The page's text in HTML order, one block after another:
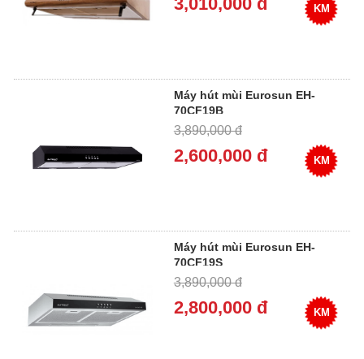
KM
Máy hút mùi Eurosun EH-
70CF19B
3,890,000 đ
2,600,000 đ KM
Máy hút mùi Eurosun EH-
70CF19S
3,890,000 đ
2,800,000 đ KM